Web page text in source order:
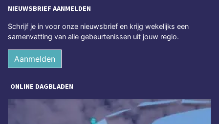
NIEUWSBRIEF AANMELDEN
Schrijf je in voor onze nieuwsbrief en krijg wekelijks een
samenvatting van alle gebeurtenissen uit jouw regio.
Aanmelden
ONLINE DAGBLADEN